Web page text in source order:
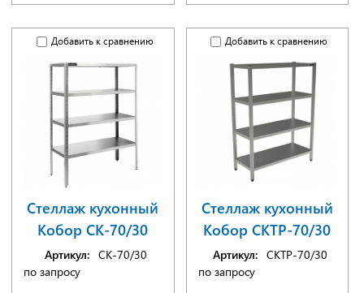
Добавить к сравнению
Стеллаж кухонный
Кобор СК-70/30
Артикул: СК-70/30
по запросу
Добавить к сравнению
Стеллаж кухонный
Кобор СКТР-70/30
Артикул: СКТР-70/30
по запросу